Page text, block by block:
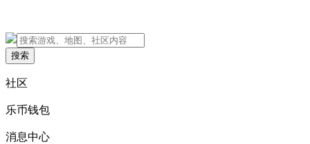
搜索
社区
乐币钱包
消息中心